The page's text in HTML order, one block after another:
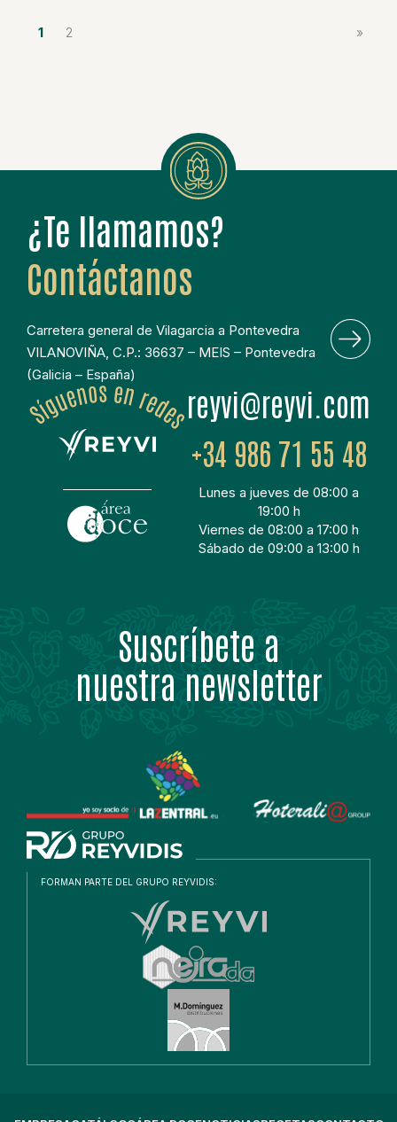
1 2
¿Te llamamos?
Contáctanos
Carretera general de Vilagarcia a Pontevedra
VILANOVIÑA, C.P.: 36637 – MEIS – Pontevedra
(Galicia – España)
moc.ivyer@ivyer
+34 986 71 55 48
Lunes a jueves de 08:00 a
19:00 h
Viernes de 08:00 a 17:00 h
Sábado de 09:00 a 13:00 h
Suscríbete a
nuestra newsletter
FORMAN PARTE DEL GRUPO REYVIDIS: